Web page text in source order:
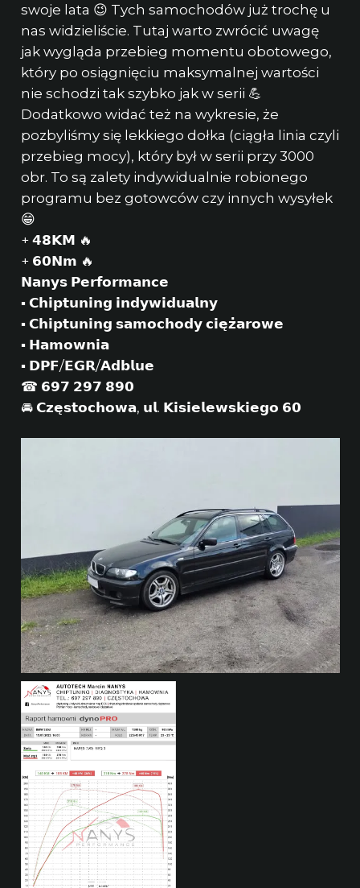
swoje lata 😉 Tych samochodów już trochę u
nas widzieliście. Tutaj warto zwrócić uwagę
jak wygląda przebieg momentu obotowego,
który po osiągnięciu maksymalnej wartości
nie schodzi tak szybko jak w serii 💪
Dodatkowo widać też na wykresie, że
pozbyliśmy się lekkiego dołka (ciągła linia czyli
przebieg mocy), który był w serii przy 3000
obr. To są zalety indywidualnie robionego
programu bez gotowców czy innych wysyłek
😁
+ 𝟰𝟴𝗞𝗠 🔥
+ 𝟲𝟬𝗡𝗺 🔥
𝗡𝗮𝗻𝘆𝘀 𝗣𝗲𝗿𝗳𝗼𝗿𝗺𝗮𝗻𝗰𝗲
▪ 𝗖𝗵𝗶𝗽𝘁𝘂𝗻𝗶𝗻𝗴 𝗶𝗻𝗱𝘆𝘄𝗶𝗱𝘂𝗮𝗹𝗻𝘆
▪ 𝗖𝗵𝗶𝗽𝘁𝘂𝗻𝗶𝗻𝗴 𝘀𝗮𝗺𝗼𝗰𝗵𝗼𝗱𝘆 𝗰𝗶𝗲̨𝘇̇𝗮𝗿𝗼𝘄𝗲
▪ 𝗛𝗮𝗺𝗼𝘄𝗻𝗶𝗮
▪ 𝗗𝗣𝗙/𝗘𝗚𝗥/𝗔𝗱𝗯𝗹𝘂𝗲
☎ 𝟲𝟵𝟳 𝟮𝟵𝟳 𝟴𝟵𝟬
🚘 𝗖𝘇𝗲̨𝘀𝘁𝗼𝗰𝗵𝗼𝘄𝗮, 𝘂𝗹. 𝗞𝗶𝘀𝗶𝗲𝗹𝗲𝘄𝘀𝗸𝗶𝗲𝗴𝗼 𝟲𝟬